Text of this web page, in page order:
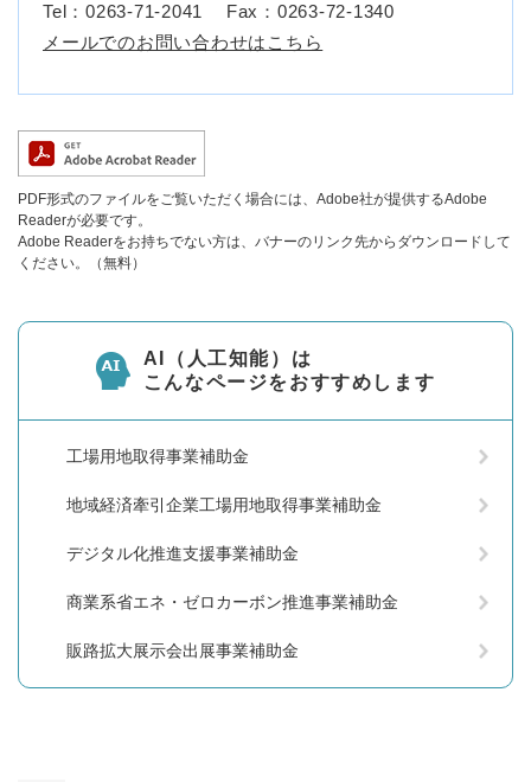
Tel：0263-71-2041
Fax：0263-72-1340
メールでのお問い合わせはこちら
PDF形式のファイルをご覧いただく場合には、Adobe社が提供するAdobe
Readerが必要です。
Adobe Readerをお持ちでない方は、バナーのリンク先からダウンロードして
ください。（無料）
AI（人工知能）は
こんなページをおすすめします
工場用地取得事業補助金
地域経済牽引企業工場用地取得事業補助金
デジタル化推進支援事業補助金
商業系省エネ・ゼロカーボン推進事業補助金
販路拡大展示会出展事業補助金